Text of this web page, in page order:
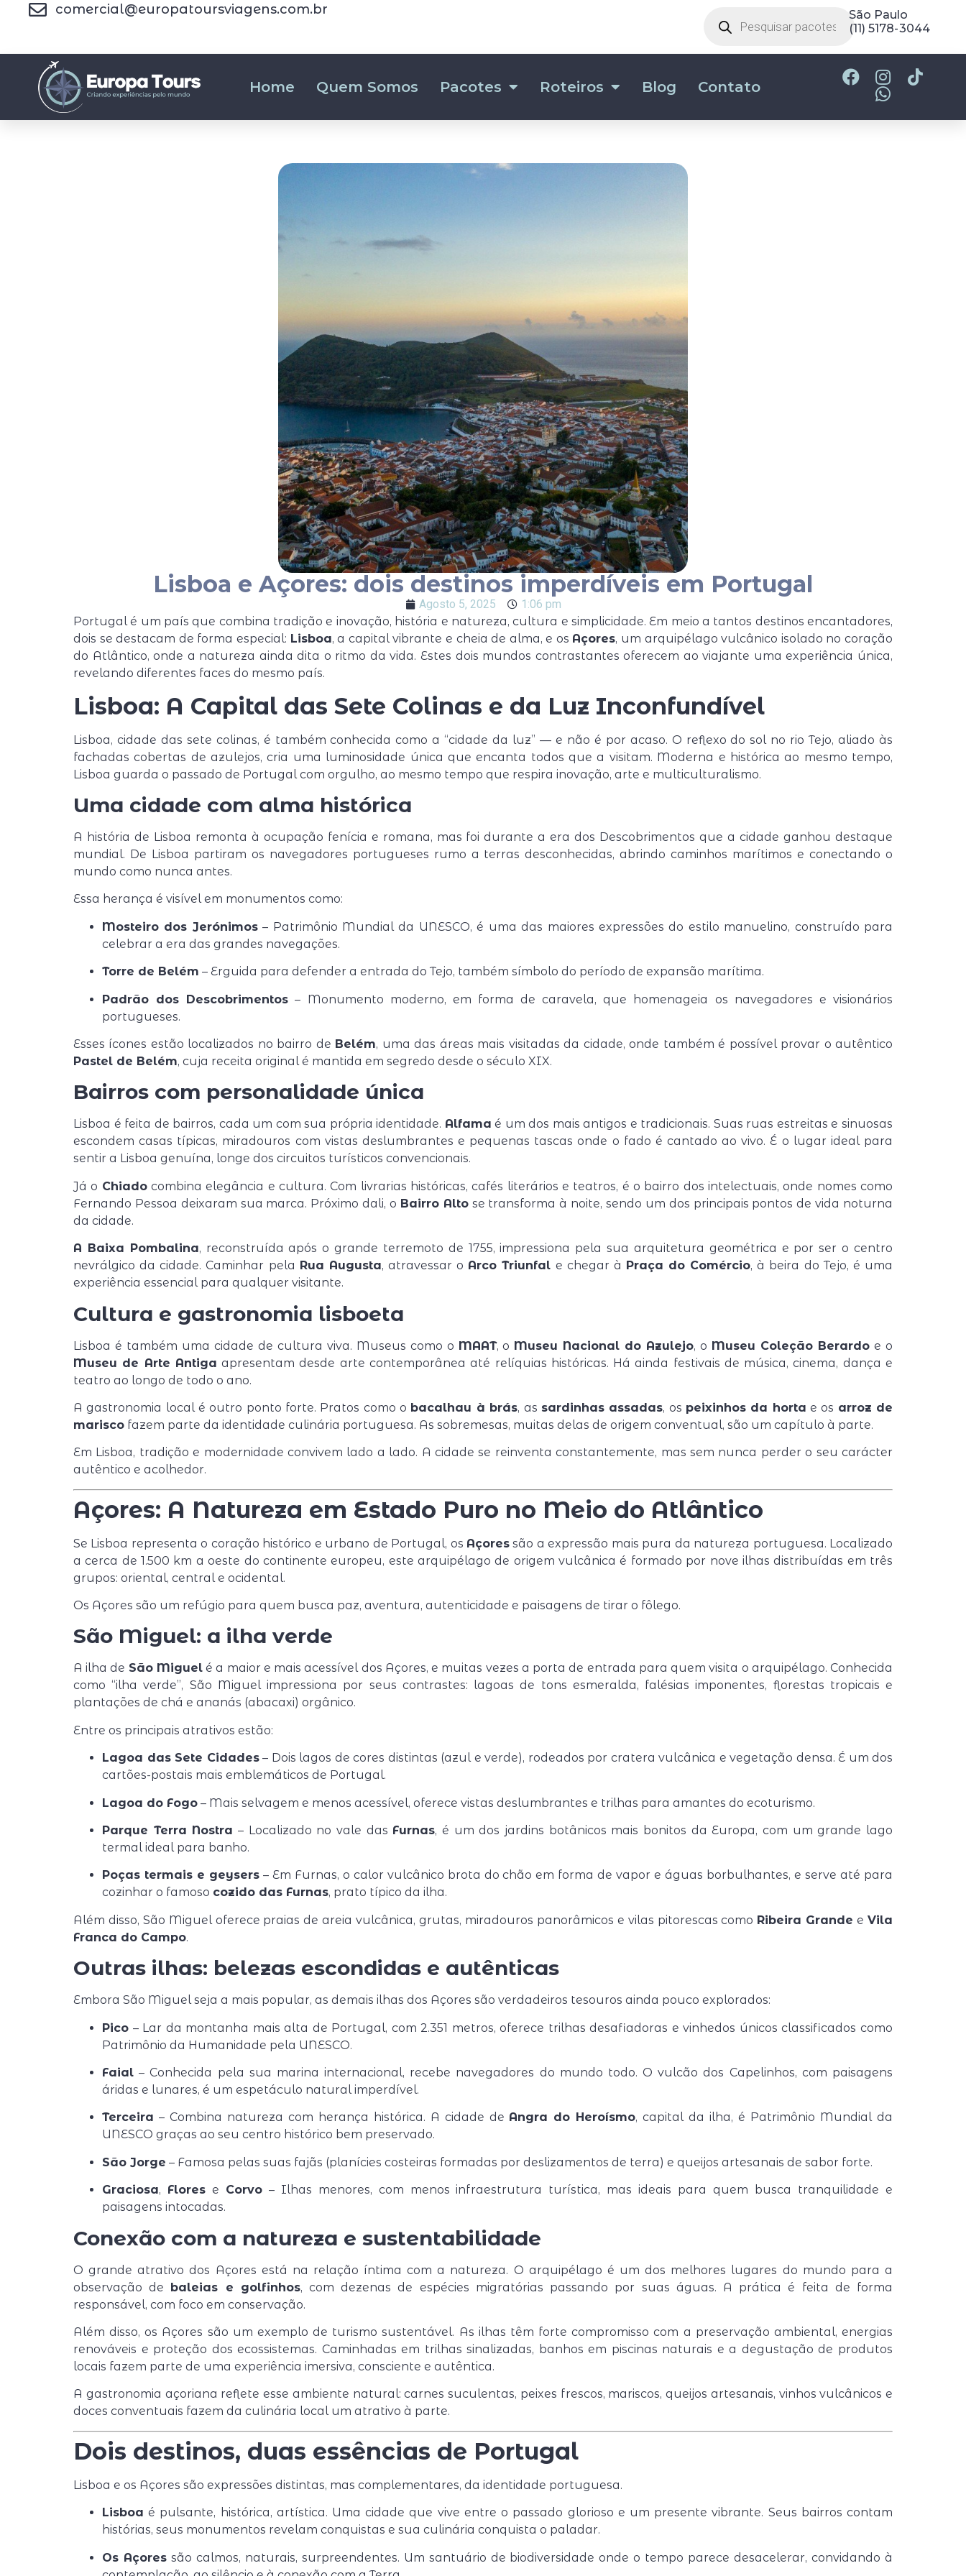
comercial@europatoursviagens.com.br
Belo Horizonte
(31) 2180-2700
Home Quem Somos Pacotes Roteiros Blog Contato
Lisboa e Açores: dois destinos imperdíveis em Portugal
Agosto 5, 2025
1:06 pm
Portugal é um país que combina tradição e inovação, história e natureza, cultura e simplicidade. Em meio a tantos destinos encantadores,
dois se destacam de forma especial: Lisboa, a capital vibrante e cheia de alma, e os Açores, um arquipélago vulcânico isolado no coração
do Atlântico, onde a natureza ainda dita o ritmo da vida. Estes dois mundos contrastantes oferecem ao viajante uma experiência única,
revelando diferentes faces do mesmo país.
Lisboa: A Capital das Sete Colinas e da Luz Inconfundível
Lisboa, cidade das sete colinas, é também conhecida como a “cidade da luz” — e não é por acaso. O reflexo do sol no rio Tejo, aliado às
fachadas cobertas de azulejos, cria uma luminosidade única que encanta todos que a visitam. Moderna e histórica ao mesmo tempo,
Lisboa guarda o passado de Portugal com orgulho, ao mesmo tempo que respira inovação, arte e multiculturalismo.
Uma cidade com alma histórica
A história de Lisboa remonta à ocupação fenícia e romana, mas foi durante a era dos Descobrimentos que a cidade ganhou destaque
mundial. De Lisboa partiram os navegadores portugueses rumo a terras desconhecidas, abrindo caminhos marítimos e conectando o
mundo como nunca antes.
Essa herança é visível em monumentos como:
Mosteiro dos Jerónimos– Patrimônio Mundial da UNESCO, é uma das maiores expressões do estilo manuelino, construído para
celebrar a era das grandes navegações.
Torre de Belém – Erguida para defender a entrada do Tejo, também símbolo do período de expansão marítima.
Padrão dos Descobrimentos – Monumento moderno, em forma de caravela, que homenageia os navegadores e visionários
portugueses.
Esses ícones estão localizados no bairro de Belém, uma das áreas mais visitadas da cidade, onde também é possível provar o autêntico
Pastel de Belém, cuja receita original é mantida em segredo desde o século XIX.
Bairros com personalidade única
Lisboa é feita de bairros, cada um com sua própria identidade. Alfama é um dos mais antigos e tradicionais. Suas ruas estreitas e sinuosas
escondem casas típicas, miradouros com vistas deslumbrantes e pequenas tascas onde o fado é cantado ao vivo. É o lugar ideal para
sentir a Lisboa genuína, longe dos circuitos turísticos convencionais.
Já o Chiadocombina elegância e cultura. Com livrarias históricas, cafés literários e teatros, é o bairro dos intelectuais, onde nomes como
Fernando Pessoa deixaram sua marca. Próximo dali, o Bairro Altose transforma à noite, sendo um dos principais pontos de vida noturna
da cidade.
A Baixa Pombalina, reconstruída após o grande terremoto de 1755, impressiona pela sua arquitetura geométrica e por ser o centro
nevrálgico da cidade. Caminhar pela Rua Augusta, atravessar o Arco Triunfal e chegar à Praça do Comércio, à beira do Tejo, é uma
experiência essencial para qualquer visitante.
Cultura e gastronomia lisboeta
Lisboa é também uma cidade de cultura viva. Museus como o MAAT, o Museu Nacional do Azulejo, o Museu Coleção Berardo e o
Museu de Arte Antiga apresentam desde arte contemporânea até relíquias históricas. Há ainda festivais de música, cinema, dança e
teatro ao longo de todo o ano.
A gastronomia local é outro ponto forte. Pratos como o bacalhau à brás, as sardinhas assadas, os peixinhos da horta e os arroz de
marisco fazem parte da identidade culinária portuguesa. As sobremesas, muitas delas de origem conventual, são um capítulo à parte.
Em Lisboa, tradição e modernidade convivem lado a lado. A cidade se reinventa constantemente, mas sem nunca perder o seu carácter
autêntico e acolhedor.
Açores: A Natureza em Estado Puro no Meio do Atlântico
Se Lisboa representa o coração histórico e urbano de Portugal, os Açoressão a expressão mais pura da natureza portuguesa. Localizado
a cerca de 1.500 km a oeste do continente europeu, este arquipélago de origem vulcânica é formado por nove ilhas distribuídas em três
grupos: oriental, central e ocidental.
Os Açores são um refúgio para quem busca paz, aventura, autenticidade e paisagens de tirar o fôlego.
São Miguel: a ilha verde
A ilha de São Miguelé a maior e mais acessível dos Açores, e muitas vezes a porta de entrada para quem visita o arquipélago. Conhecida
como “ilha verde”, São Miguel impressiona por seus contrastes: lagoas de tons esmeralda, falésias imponentes, florestas tropicais e
plantações de chá e ananás (abacaxi) orgânico.
Entre os principais atrativos estão:
Lagoa das Sete Cidades– Dois lagos de cores distintas (azul e verde), rodeados por cratera vulcânica e vegetação densa. É um dos
cartões-postais mais emblemáticos de Portugal.
Lagoa do Fogo – Mais selvagem e menos acessível, oferece vistas deslumbrantes e trilhas para amantes do ecoturismo.
Parque Terra Nostra – Localizado no vale das Furnas, é um dos jardins botânicos mais bonitos da Europa, com um grande lago
termal ideal para banho.
Poças termais e geysers– Em Furnas, o calor vulcânico brota do chão em forma de vapor e águas borbulhantes, e serve até para
cozinhar o famoso cozido das Furnas, prato típico da ilha.
Além disso, São Miguel oferece praias de areia vulcânica, grutas, miradouros panorâmicos e vilas pitorescas como Ribeira Grande eVila
Franca do Campo.
Outras ilhas: belezas escondidas e autênticas
Embora São Miguel seja a mais popular, as demais ilhas dos Açores são verdadeiros tesouros ainda pouco explorados:
Pico – Lar da montanha mais alta de Portugal, com 2.351 metros, oferece trilhas desafiadoras e vinhedos únicos classificados como
Patrimônio da Humanidade pela UNESCO.
Faial – Conhecida pela sua marina internacional, recebe navegadores do mundo todo. O vulcão dos Capelinhos, com paisagens
áridas e lunares, é um espetáculo natural imperdível.
Terceira – Combina natureza com herança histórica. A cidade de Angra do Heroísmo, capital da ilha, é Patrimônio Mundial da
UNESCO graças ao seu centro histórico bem preservado.
São Jorge – Famosa pelas suas fajãs (planícies costeiras formadas por deslizamentos de terra) e queijos artesanais de sabor forte.
Graciosa, Florese Corvo– Ilhas menores, com menos infraestrutura turística, mas ideais para quem busca tranquilidade e
paisagens intocadas.
Conexão com a natureza e sustentabilidade
O grande atrativo dos Açores está na relação íntima com a natureza. O arquipélago é um dos melhores lugares do mundo para a
observação de baleias e golfinhos, com dezenas de espécies migratórias passando por suas águas. A prática é feita de forma
responsável, com foco em conservação.
Além disso, os Açores são um exemplo de turismo sustentável. As ilhas têm forte compromisso com a preservação ambiental, energias
renováveis e proteção dos ecossistemas. Caminhadas em trilhas sinalizadas, banhos em piscinas naturais e a degustação de produtos
locais fazem parte de uma experiência imersiva, consciente e autêntica.
A gastronomia açoriana reflete esse ambiente natural: carnes suculentas, peixes frescos, mariscos, queijos artesanais, vinhos vulcânicos e
doces conventuais fazem da culinária local um atrativo à parte.
Dois destinos, duas essências de Portugal
Lisboa e os Açores são expressões distintas, mas complementares, da identidade portuguesa.
Lisboa é pulsante, histórica, artística. Uma cidade que vive entre o passado glorioso e um presente vibrante. Seus bairros contam
histórias, seus monumentos revelam conquistas e sua culinária conquista o paladar.
Os Açoressão calmos, naturais, surpreendentes. Um santuário de biodiversidade onde o tempo parece desacelerar, convidando à